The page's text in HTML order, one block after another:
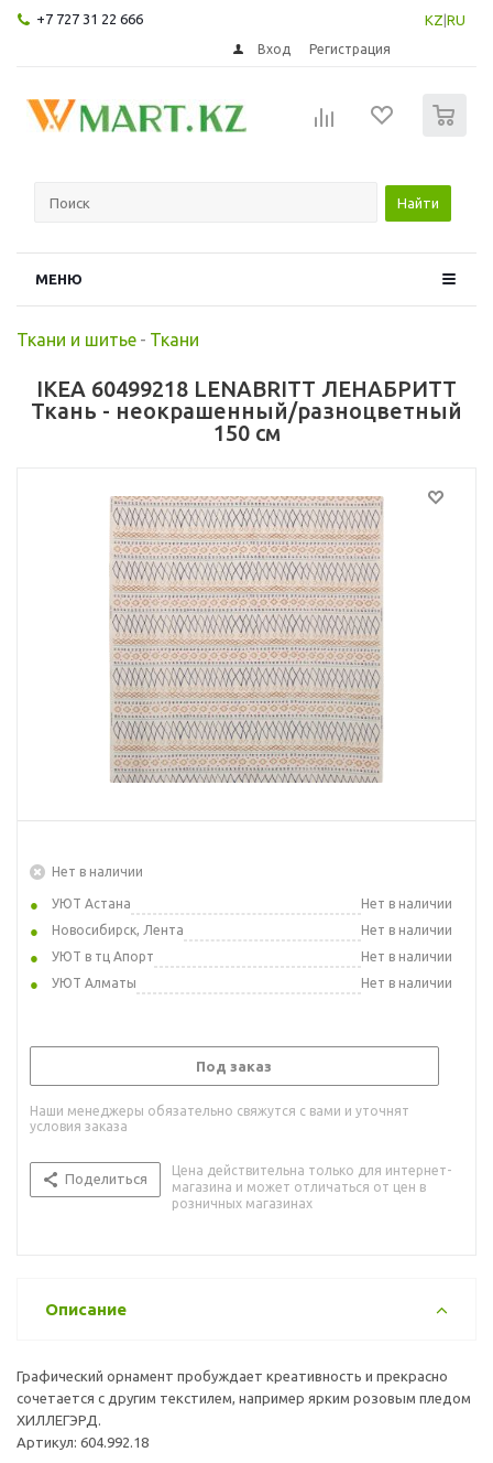
+7 727 31 22 666 KZ RU
Вход Регистрация
Найти
МЕНЮ
Ткани и шитье - Ткани
IKEA 60499218 LENABRITT ЛЕНАБРИТТ
Ткань - неокрашенный/разноцветный
150 см
Нет в наличии
УЮТ Астана
Нет в наличии
Новосибирск, Лента
Нет в наличии
УЮТ в тц Апорт
Нет в наличии
УЮТ Алматы
Нет в наличии
Под заказ
Наши менеджеры обязательно свяжутся с вами и уточнят
условия заказа
Поделиться
Цена действительна только для интернет-
магазина и может отличаться от цен в
розничных магазинах
Описание
Графический орнамент пробуждает креативность и прекрасно
сочетается с другим текстилем, например ярким розовым пледом
ХИЛЛЕГЭРД.
Артикул: 604.992.18